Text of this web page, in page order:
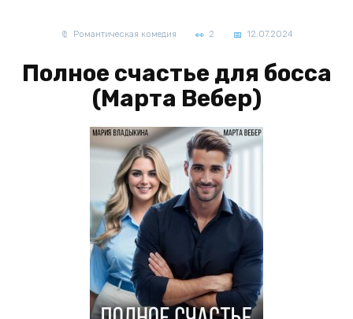
Романтическая комедия 2 12.07.2024
Полное счастье для босса
(Марта Вебер)